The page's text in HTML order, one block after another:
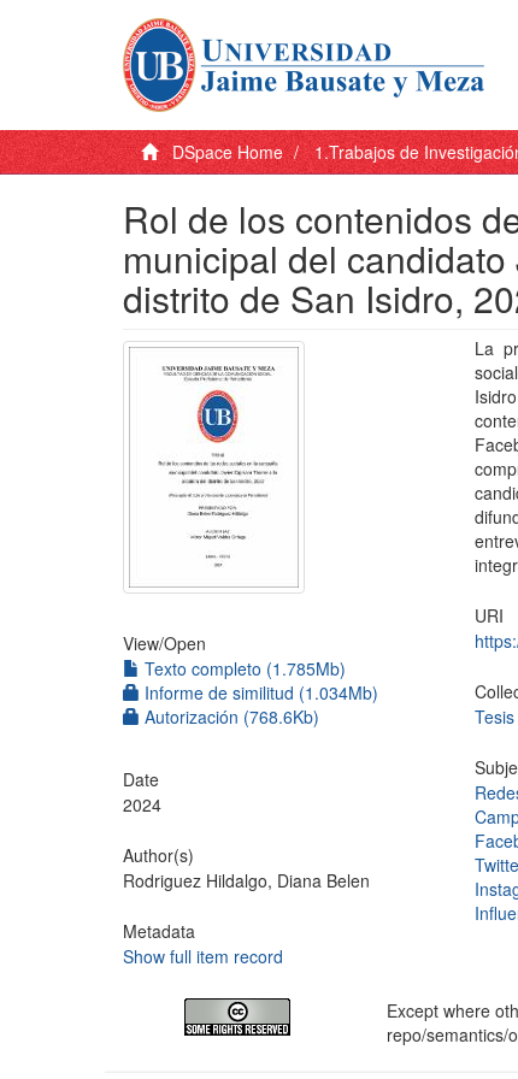
DSpace Home 1.Trabajos de
Rol de los contenidos
municipal del
distrito de San Isidro,
View/Open
Texto completo (1.785Mb)
Informe de similitud (1.034Mb)
Autorización (768.6Kb)
Date
2024
Author(s)
Rodriguez Hildalgo, Diana Belen
Metadata
Show full item record
La
URI
Tesis
Except where
repo/semantics/